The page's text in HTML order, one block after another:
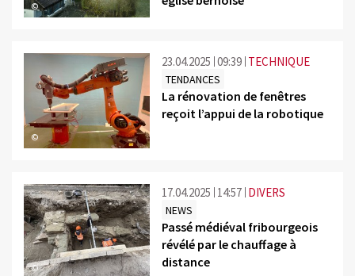
©
©
23.04.2025 09:39 TECHNIQUE
TENDANCES
La rénovation de fenêtres
reçoit l’appui de la robotique
©
17.04.2025 14:57 DIVERS
NEWS
Passé médiéval fribourgeois
révélé par le chauffage à
distance